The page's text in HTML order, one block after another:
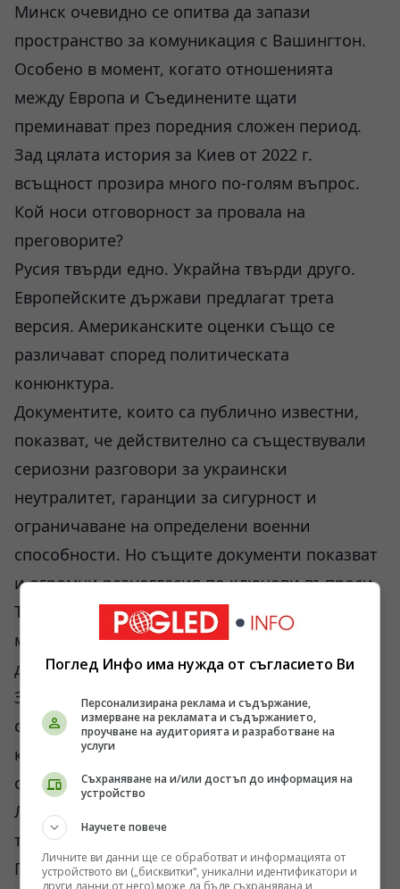
Минск очевидно се опитва да запази
пространство за комуникация с Вашингтон.
Особено в момент, когато отношенията
между Европа и Съединените щати
преминават през поредния сложен период.
Зад цялата история за Киев от 2022 г.
всъщност прозира много по-голям въпрос.
Кой носи отговорност за провала на
преговорите?
Русия твърди едно. Украйна твърди друго.
Европейските държави предлагат трета
версия. Американските оценки също се
различават според политическата
конюнктура.
Документите, които са публично известни,
показват, че действително са съществували
сериозни разговори за украински
неутралитет, гаранции за сигурност и
ограничаване на определени военни
способности. Но същите документи показват
и огромни разногласия по ключови въпроси.
Териториите, механизмите за гаранции и
международният контрол остават спорни до
днес.
Затова опитите цялата история да бъде
сведена до една измама или до един
конкретен посредник изглеждат прекалено
опростени.
Логистиката на войната рядко позволява
толкова лесни обяснения.
През пролетта на 2022 г. около Киев се
Поглед Инфо има нужда от съгласието Ви
Персонализирана реклама и съдържание,
измерване на рекламата и съдържанието,
проучване на аудиторията и разработване на
услуги
Съхраняване на и/или достъп до информация на
устройство
Научете повече
Личните ви данни ще се обработват и информацията от
устройството ви („бисквитки“, уникални идентификатори и
други данни от него) може да бъде съхранявана и